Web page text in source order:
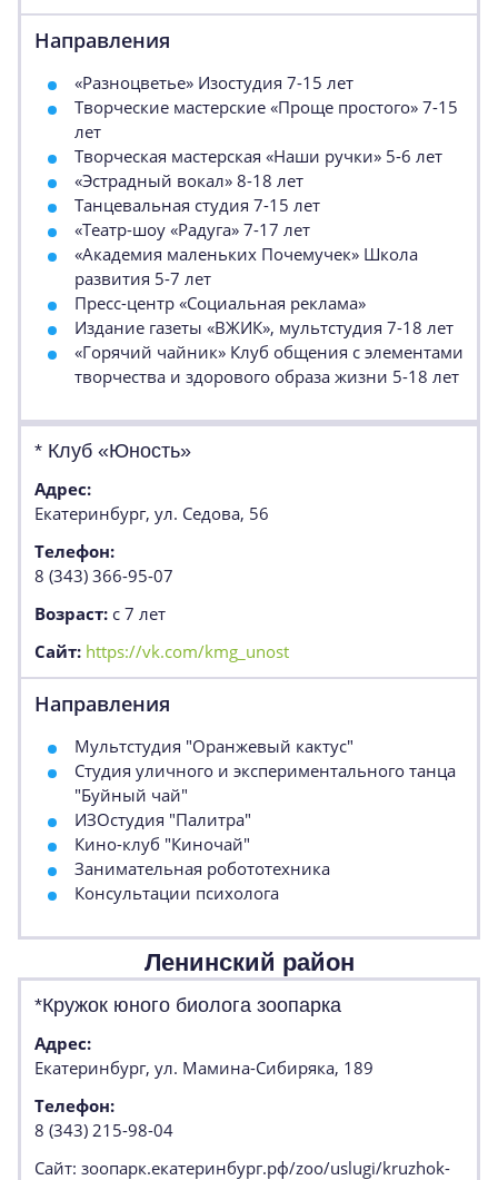
Направления
«Разноцветье» Изостудия 7-15 лет
Творческие мастерские «Проще простого» 7-15
лет
Творческая мастерская «Наши ручки» 5-6 лет
«Эстрадный вокал» 8-18 лет
Танцевальная студия 7-15 лет
«Театр-шоу «Радуга» 7-17 лет
«Академия маленьких Почемучек» Школа
развития 5-7 лет
Пресс-центр «Социальная реклама»
Издание газеты «ВЖИК», мультстудия 7-18 лет
«Горячий чайник» Клуб общения с элементами
творчества и здорового образа жизни 5-18 лет
* Клуб «Юность»
Адрес:
Екатеринбург, ул. Седова, 56
Телефон:
8 (343) 366-95-07
Возраст: с 7 лет
Сайт: https://vk.com/kmg_unost
Направления
Мультстудия "Оранжевый кактус"
Студия уличного и экспериментального танца
"Буйный чай"
ИЗОстудия "Палитра"
Кино-клуб "Киночай"
Занимательная робототехника
Консультации психолога
Ленинский район
*Кружок юного биолога зоопарка
Адрес:
Екатеринбург, ул. Мамина-Сибиряка, 189
Телефон:
8 (343) 215-98-04
Сайт: зоопарк.екатеринбург.рф/zoo/uslugi/kruzhok-